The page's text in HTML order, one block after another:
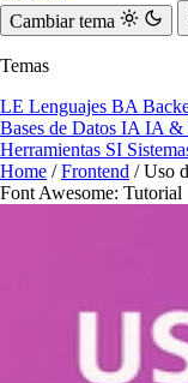
Cambiar tema
Temas
LE Lenguajes BA
Bases de Datos IA IA &
Herramientas SI
Home / Frontend / Uso
Font Awesome: Tutorial